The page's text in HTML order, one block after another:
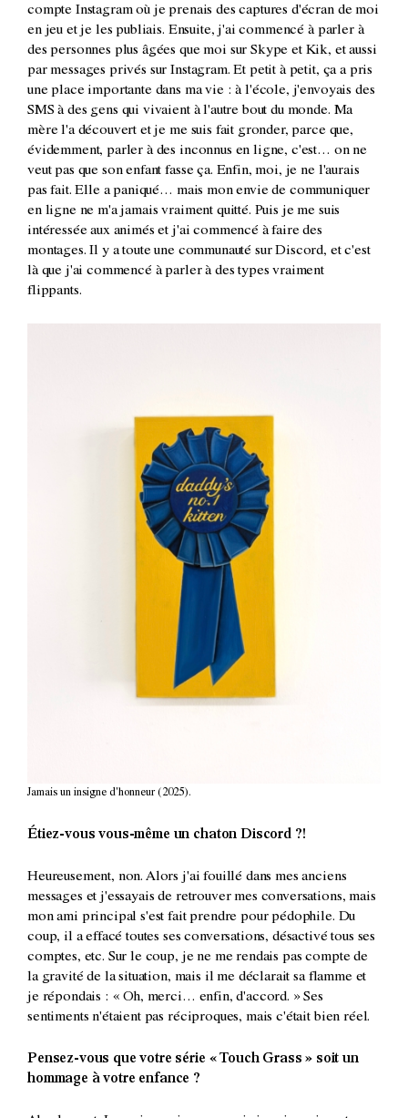
compte Instagram où je prenais des captures d'écran de moi
en jeu et je les publiais. Ensuite, j'ai commencé à parler à
des personnes plus âgées que moi sur Skype et Kik, et aussi
par messages privés sur Instagram. Et petit à petit, ça a pris
une place importante dans ma vie : à l'école, j'envoyais des
SMS à des gens qui vivaient à l'autre bout du monde. Ma
mère l'a découvert et je me suis fait gronder, parce que,
évidemment, parler à des inconnus en ligne, c'est… on ne
veut pas que son enfant fasse ça. Enfin, moi, je ne l'aurais
pas fait. Elle a paniqué… mais mon envie de communiquer
en ligne ne m'a jamais vraiment quitté. Puis je me suis
intéressée aux animés et j'ai commencé à faire des
montages. Il y a toute une communauté sur Discord, et c'est
là que j'ai commencé à parler à des types vraiment
flippants.
Jamais un insigne d'honneur (2025).
Étiez-vous vous-même un chaton Discord ?!
Heureusement, non. Alors j'ai fouillé dans mes anciens
messages et j'essayais de retrouver mes conversations, mais
mon ami principal s'est fait prendre pour pédophile. Du
coup, il a effacé toutes ses conversations, désactivé tous ses
comptes, etc. Sur le coup, je ne me rendais pas compte de
la gravité de la situation, mais il me déclarait sa flamme et
je répondais : « Oh, merci… enfin, d'accord. » Ses
sentiments n'étaient pas réciproques, mais c'était bien réel.
Pensez-vous que votre série « Touch Grass » soit un
hommage à votre enfance ?